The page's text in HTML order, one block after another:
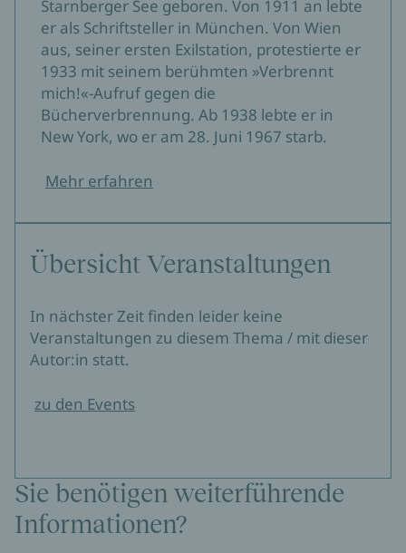
Starnberger See geboren. Von 1911 an lebte
er als Schriftsteller in München. Von Wien
aus, seiner ersten Exilstation, protestierte er
1933 mit seinem berühmten »Verbrennt
mich!«-Aufruf gegen die
Bücherverbrennung. Ab 1938 lebte er in
New York, wo er am 28. Juni 1967 starb.
Mehr erfahren
Übersicht Veranstaltungen
In nächster Zeit finden leider keine
Veranstaltungen zu diesem Thema / mit dieser
Autor:in statt.
zu den Events
Sie benötigen weiterführende
Informationen?